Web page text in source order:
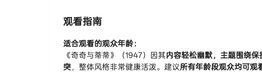
观看指南
​适合观看的观众年龄：​
《奇奇与蒂蒂》（1947）因其​内容轻松幽默，主题围绕
突​​，整体风格非常健康活泼。建议​所有年龄段观众均可观